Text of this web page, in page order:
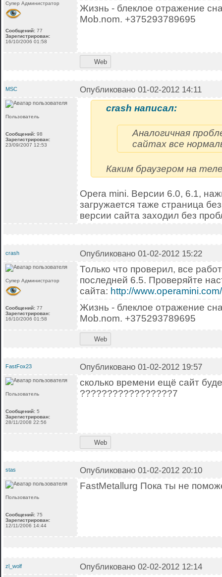
Супер Администратор
Сообщений: 77
Зарегистрирован:
16/10/2006 01:58
Жизнь - блеклое отражение
Mob.nom. +375293789695
Web
MSC Опубликовано 01-02-2012 14:11
Пользователь
Сообщений: 98
Зарегистрирован:
23/09/2007 12:53
crash написал:
Аналогичная
сайтах все
Каким браузером на
Opera mini. Версии 6.0, 6.1,
загружается таже страница
версии сайта заходил без
crash Опубликовано 01-02-2012 15:22
Супер Администратор
Сообщений: 77
Зарегистрирован:
16/10/2006 01:58
Только что проверил, все
последней 6.5. Проверяйте
сайта: http://
Жизнь - блеклое отражение
Mob.nom. +375293789695
Web
FastFox23 Опубликовано 01-02-2012 19:57
Пользователь
Сообщений: 5
Зарегистрирован:
28/11/2008 22:56
сколько времени ещё сайт
?????????????????7
Web
stas Опубликовано 01-02-2012 20:10
Пользователь
Сообщений: 75
Зарегистрирован:
12/11/2006 14:44
FastMetallurg Пока ты не
zl_wolf Опубликовано 02-02-2012 12:14